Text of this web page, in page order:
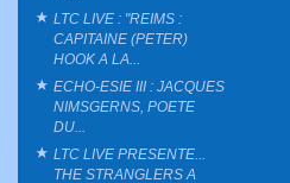
LTC LIVE : "REIMS :
CAPITAINE (PETER)
HOOK A LA...
ECHO-ESIE III : JACQUES
NIMSGERNS, POETE
DU...
LTC LIVE PRESENTE...
THE STRANGLERS A